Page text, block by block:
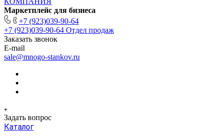
Маркетплейс для бизнеса
+7 (923)039-90-64
+7 (923)039-90-64 Отдел продаж
Заказать звонок
E-mail
sale@mnogo-stankov.ru
Задать вопрос
Каталог